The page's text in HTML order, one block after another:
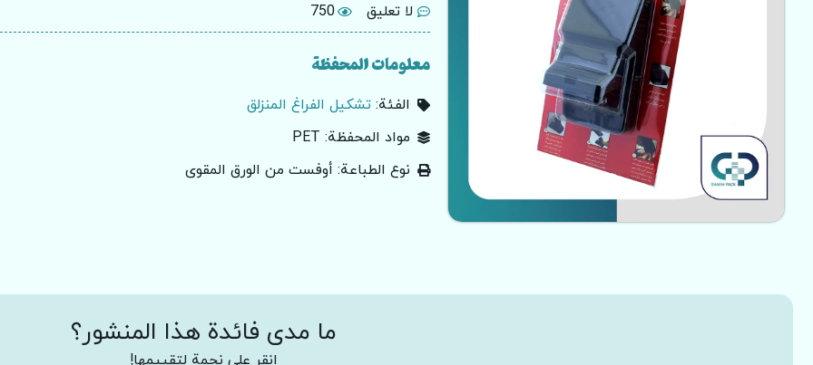
لا تعليق 750
معلومات المحفظة
الفئة:تشكيل الفراغ المنزلق
مواد المحفظة: PET
نوع الطباعة: أوفست من الورق المقوى
ما مدى فائدة هذا المنشور؟
انقر على نجمة لتقييمها!